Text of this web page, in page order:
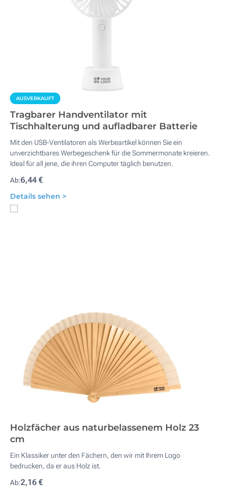
AUSVERKAUFT
Tragbarer Handventilator mit
Tischhalterung und aufladbarer Batterie
Mit den USB-Ventilatoren als Werbeartikel können Sie ein
unverzichtbares Werbegeschenk für die Sommermonate kreieren.
Ideal für all jene, die ihren Computer täglich benutzen.
Ab:6,44 €
Details sehen >
Holzfächer aus naturbelassenem Holz 23
cm
Ein Klassiker unter den Fächern, den wir mit Ihrem Logo
bedrucken, da er aus Holz ist.
Ab:2,16 €